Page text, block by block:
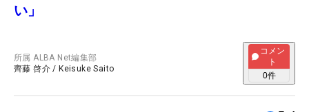
い」
所属ALBA Net編集部
齊藤 啓介 / Keisuke Saito
コメン
ト
0件